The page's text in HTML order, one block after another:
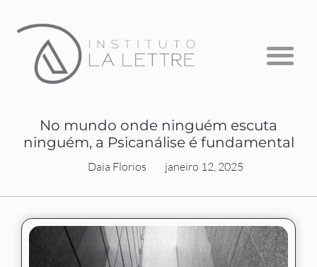
No mundo onde ninguém escuta
ninguém, a Psicanálise é fundamental
Daia Florios janeiro 12, 2025